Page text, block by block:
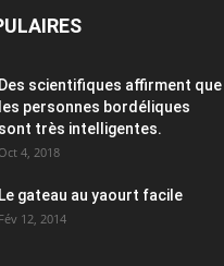
Des scientifiques affirment que
les personnes bordéliques
sont très intelligentes.
Oct 4, 2018
Le gateau au yaourt facile
Fév 12, 2014